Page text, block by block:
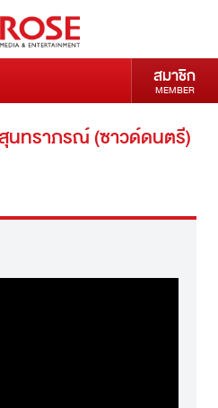
สมาชิก
MEMBER
นทราภรณ์ (ซาวด์ดนตรี)